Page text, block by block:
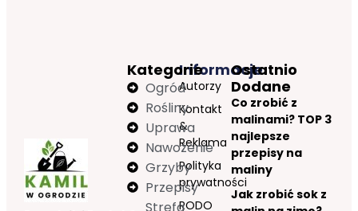
Informacje
Autorzy
Kontakt
&
Reklama
Polityka
prywatności
RODO
Kategorie
Ogród
Rośliny
Uprawa
Nawożenie
Grzyby
Przepisy
Strefa
Ostatnio
Dodane
Co zrobić z
malinami? TOP 3
najlepsze
przepisy na
maliny
Jak zrobić sok z